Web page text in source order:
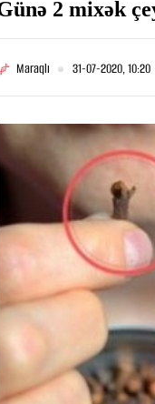
2 mixək
Maraqlı 31-07-2020, 10:20